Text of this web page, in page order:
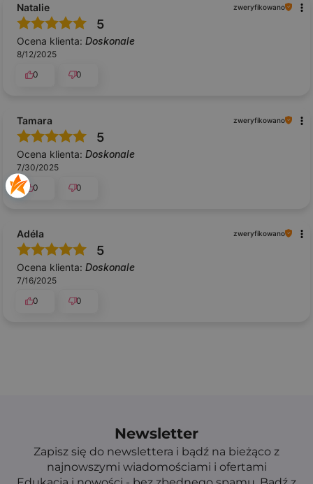
Natalie zweryfikowano
5
Ocena klienta: Doskonale
8/12/2025
0
0
Tamara zweryfikowano
5
Ocena klienta: Doskonale
7/30/2025
0
0
Adéla zweryfikowano
5
Ocena klienta: Doskonale
7/16/2025
0
0
Newsletter
Zapisz się do newslettera i bądź na bieżąco z
najnowszymi wiadomościami i ofertami